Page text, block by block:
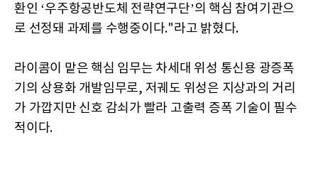
환인 ‘우주항공반도체 전략연구단’의 핵심 참여기관으
로 선정돼 과제를 수행중이다."라고 밝혔다.
라이콤이 맡은 핵심 임무는 차세대 위성 통신용 광증폭
기의 상용화 개발임무로, 저궤도 위성은 지상과의 거리
가 가깝지만 신호 감쇠가 빨라 고출력 증폭 기술이 필수
적이다.